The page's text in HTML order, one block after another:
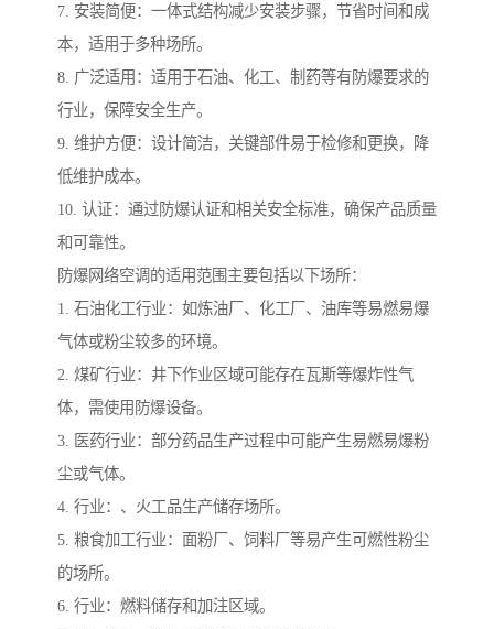
7. 安装简便：一体式结构减少安装步骤，节省时间和成
本，适用于多种场所。
8. 广泛适用：适用于石油、化工、制药等有防爆要求的
行业，保障安全生产。
9. 维护方便：设计简洁，关键部件易于检修和更换，降
低维护成本。
10. 认证：通过防爆认证和相关安全标准，确保产品质量
和可靠性。
防爆网络空调的适用范围主要包括以下场所：
1. 石油化工行业：如炼油厂、化工厂、油库等易燃易爆
气体或粉尘较多的环境。
2. 煤矿行业：井下作业区域可能存在瓦斯等爆炸性气
体，需使用防爆设备。
3. 医药行业：部分药品生产过程中可能产生易燃易爆粉
尘或气体。
4. 行业：、火工品生产储存场所。
5. 粮食加工行业：面粉厂、饲料厂等易产生可燃性粉尘
的场所。
6. 行业：燃料储存和加注区域。